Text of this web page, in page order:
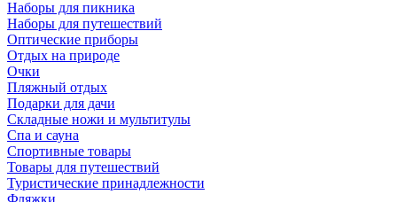
Наборы для пикника
Наборы для путешествий
Оптические приборы
Отдых на природе
Очки
Пляжный отдых
Подарки для дачи
Складные ножи и мультитулы
Спа и сауна
Спортивные товары
Товары для путешествий
Туристические принадлежности
Фляжки